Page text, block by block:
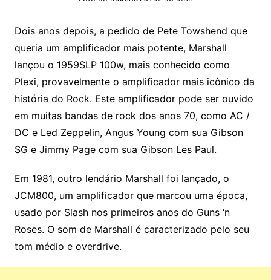
Dois anos depois, a pedido de Pete Towshend que
queria um amplificador mais potente, Marshall
lançou o 1959SLP 100w, mais conhecido como
Plexi, provavelmente o amplificador mais icônico da
história do Rock. Este amplificador pode ser ouvido
em muitas bandas de rock dos anos 70, como AC /
DC e Led Zeppelin, Angus Young com sua Gibson
SG e Jimmy Page com sua Gibson Les Paul.
Em 1981, outro lendário Marshall foi lançado, o
JCM800, um amplificador que marcou uma época,
usado por Slash nos primeiros anos do Guns ‘n
Roses. O som de Marshall é caracterizado pelo seu
tom médio e overdrive.